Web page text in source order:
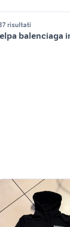
risultati
balenciaga